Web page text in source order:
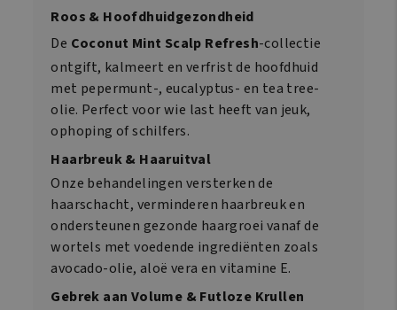
Roos & Hoofdhuidgezondheid
De Coconut Mint Scalp Refresh-collectie
ontgift, kalmeert en verfrist de hoofdhuid
met pepermunt-, eucalyptus- en tea tree-
olie. Perfect voor wie last heeft van jeuk,
ophoping of schilfers.
Haarbreuk & Haaruitval
Onze behandelingen versterken de
haarschacht, verminderen haarbreuk en
ondersteunen gezonde haargroei vanaf de
wortels met voedende ingrediënten zoals
avocado-olie, aloë vera en vitamine E.
Gebrek aan Volume & Futloze Krullen